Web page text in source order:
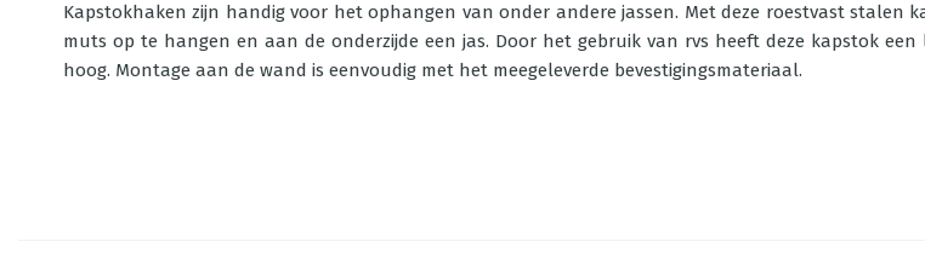
Kapstokhaken zijn handig voor het ophangen van onder andere jassen. Met deze roestvast stalen
muts op te hangen en aan de onderzijde een jas. Door het gebruik van rvs heeft deze kapstok
hoog. Montage aan de wand is eenvoudig met het meegeleverde bevestigingsmateriaal.